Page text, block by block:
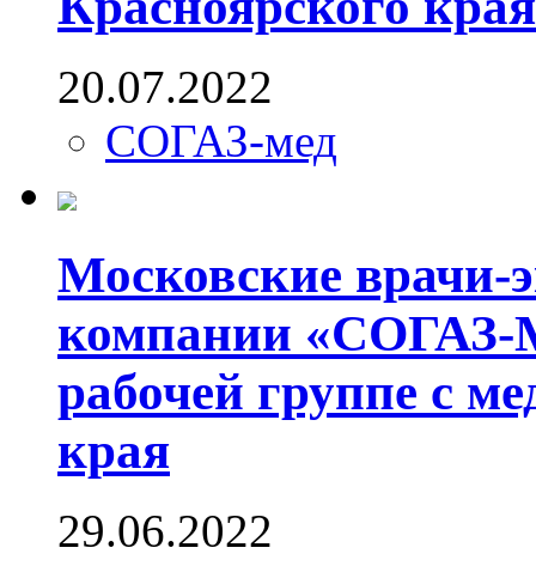
20.07.2022
СОГАЗ-мед
Московские врачи-
компании «СОГАЗ-
рабочей группе с
края
29.06.2022